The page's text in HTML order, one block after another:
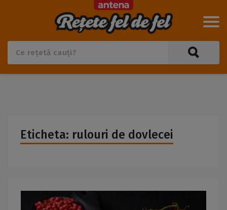
Eticheta: rulouri de dovlecei